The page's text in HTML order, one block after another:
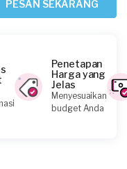
AC
PESAN SEKARANG
Penetapan
Harga yang
Jelas
Menyesuaikan
budget Anda